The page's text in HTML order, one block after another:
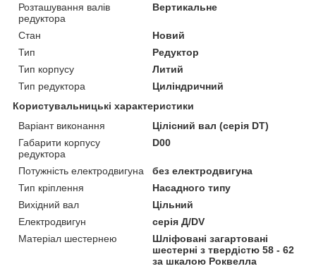
Розташування валів
редуктора
Вертикальне
Стан
Новий
Тип
Редуктор
Тип корпусу
Литий
Тип редуктора
Циліндричний
Користувальницькі характеристики
Варіант виконання
Цілісний вал (серія DT)
Габарити корпусу
редуктора
D00
Потужність електродвигуна
без електродвигуна
Тип кріплення
Насадного типу
Вихідний вал
Цільний
Електродвигун
серія Д/DV
Матеріал шестернею
Шліфовані загартовані
шестерні з твердістю 58 - 62
за шкалою Роквелла